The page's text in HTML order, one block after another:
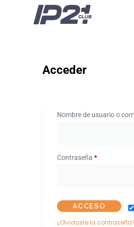
Acceder
Nombre de usuario o
Contraseña *
ACCESO
¿Olvidaste la